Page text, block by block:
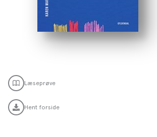
Læseprøve
Hent forside